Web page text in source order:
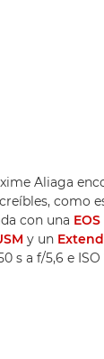
Aliaga
como
con una EOS
y un
s a f/5,6 e